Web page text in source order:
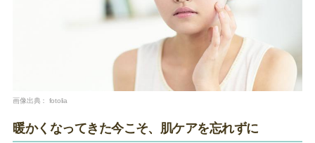
画像出典： fotolia
暖かくなってきた今こそ、肌ケアを忘れずに